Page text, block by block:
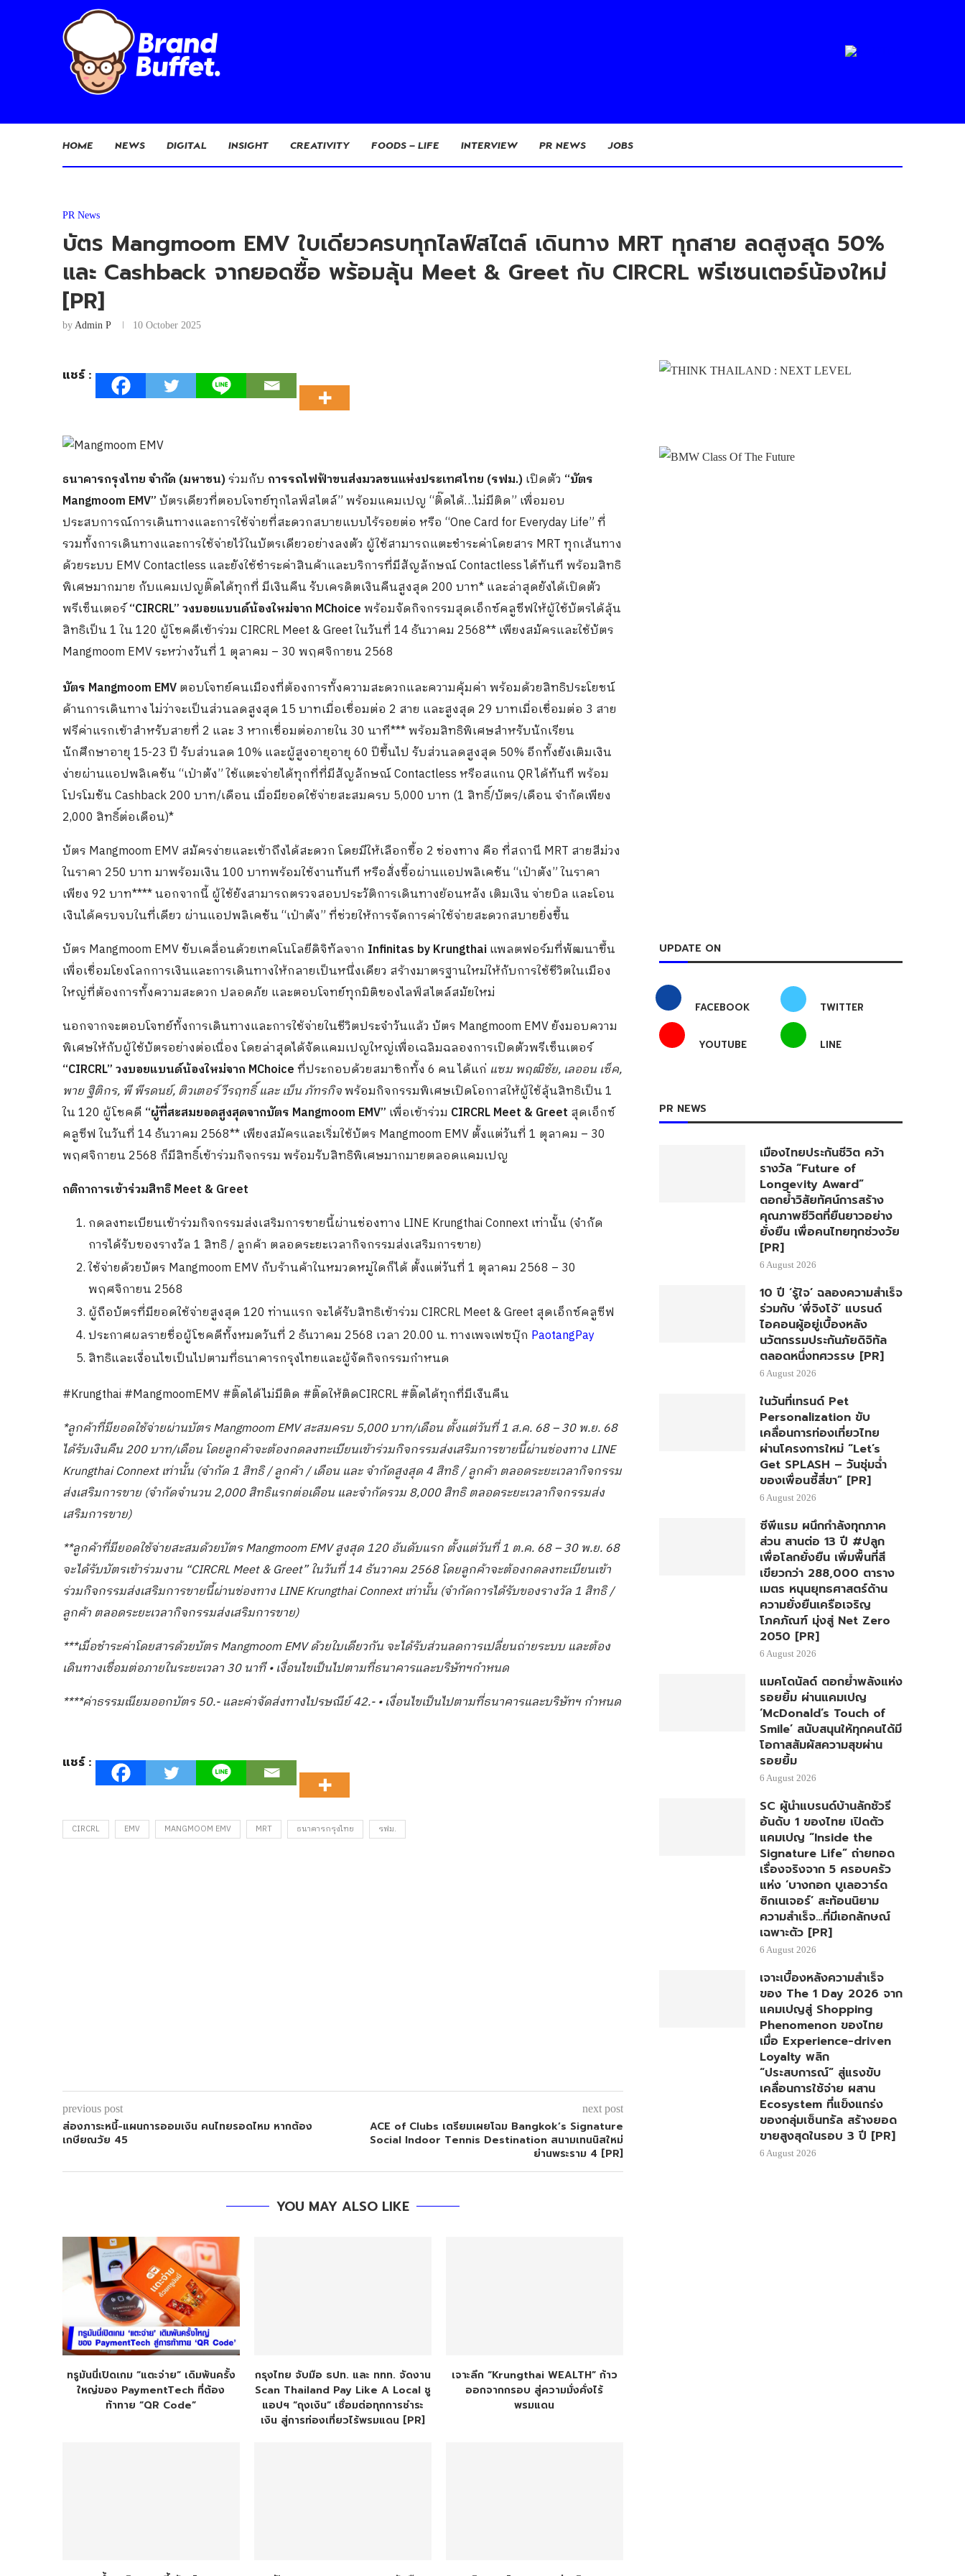
HOME NEWS DIGITAL INSIGHT CREATIVITY FOODS – LIFE INTERVIEW PR NEWS JOBS
PR News
บัตร Mangmoom EMV ใบเดียวครบทุกไลฟ์สไตล์ เดินทาง MRT ทุกสาย ลดสูงสุด 50%
และ Cashback จากยอดซื้อ พร้อมลุ้น Meet & Greet กับ CIRCRL พรีเซนเตอร์น้องใหม่
[PR]
by Admin P 10 October 2025
แชร์ :
ธนาคารกรุงไทย จำกัด (มหาชน)ร่วมกับ การรถไฟฟ้าขนส่งมวลชนแห่งประเทศไทย (รฟม.)เปิดตัว “บัตร
Mangmoom EMV”บัตรเดียวที่ตอบโจทย์ทุกไลฟ์สไตล์” พร้อมแคมเปญ “ติ๊ดได้…ไม่มีติด” เพื่อมอบ
ประสบการณ์การเดินทางและการใช้จ่ายที่สะดวกสบายแบบไร้รอยต่อ หรือ “One Card for Everyday Life” ที่
รวมทั้งการเดินทางและการใช้จ่ายไว้ในบัตรเดียวอย่างลงตัว ผู้ใช้สามารถแตะชำระค่าโดยสาร MRT ทุกเส้นทาง
ด้วยระบบ EMV Contactless และยังใช้ชำระค่าสินค้าและบริการที่มีสัญลักษณ์ Contactless ได้ทันที พร้อมสิทธิ
พิเศษมากมาย กับแคมเปญติ๊ดได้ทุกที่ มีเงินคืน รับเครดิตเงินคืนสูงสุด 200 บาท* และล่าสุดยังได้เปิดตัว
พรีเซ็นเตอร์“CIRCRL” วงบอยแบนด์น้องใหม่จาก MChoiceพร้อมจัดกิจกรรมสุดเอ็กซ์คลูซีฟให้ผู้ใช้บัตรได้ลุ้น
สิทธิเป็น 1 ใน 120 ผู้โชคดีเข้าร่วม CIRCRL Meet & Greet ในวันที่ 14 ธันวาคม 2568** เพียงสมัครและใช้บัตร
Mangmoom EMV ระหว่างวันที่ 1 ตุลาคม – 30 พฤศจิกายน 2568
บัตร Mangmoom EMVตอบโจทย์คนเมืองที่ต้องการทั้งความสะดวกและความคุ้มค่า พร้อมด้วยสิทธิประโยชน์
ด้านการเดินทาง ไม่ว่าจะเป็นส่วนลดสูงสุด 15 บาทเมื่อเชื่อมต่อ 2 สาย และสูงสุด 29 บาทเมื่อเชื่อมต่อ 3 สาย
ฟรีค่าแรกเข้าสำหรับสายที่ 2 และ 3 หากเชื่อมต่อภายใน 30 นาที*** พร้อมสิทธิพิเศษสำหรับนักเรียน
นักศึกษาอายุ 15-23 ปี รับส่วนลด 10% และผู้สูงอายุอายุ 60 ปีขึ้นไป รับส่วนลดสูงสุด 50% อีกทั้งยังเติมเงิน
ง่ายผ่านแอปพลิเคชัน “เป๋าตัง” ใช้แตะจ่ายได้ทุกที่ที่มีสัญลักษณ์ Contactless หรือสแกน QR ได้ทันที พร้อม
โปรโมชัน Cashback 200 บาท/เดือน เมื่อมียอดใช้จ่ายสะสมครบ 5,000 บาท (1 สิทธิ์/บัตร/เดือน จำกัดเพียง
2,000 สิทธิ์ต่อเดือน)*
บัตร Mangmoom EMV สมัครง่ายและเข้าถึงได้สะดวก โดยมีให้เลือกซื้อ 2 ช่องทาง คือ ที่สถานี MRT สายสีม่วง
ในราคา 250 บาท มาพร้อมเงิน 100 บาทพร้อมใช้งานทันที หรือสั่งซื้อผ่านแอปพลิเคชัน “เป๋าตัง” ในราคา
เพียง 92 บาท**** นอกจากนี้ ผู้ใช้ยังสามารถตรวจสอบประวัติการเดินทางย้อนหลัง เติมเงิน จ่ายบิล และโอน
เงินได้ครบจบในที่เดียว ผ่านแอปพลิเคชัน “เป๋าตัง” ที่ช่วยให้การจัดการค่าใช้จ่ายสะดวกสบายยิ่งขึ้น
บัตร Mangmoom EMV ขับเคลื่อนด้วยเทคโนโลยีดิจิทัลจาก Infinitas by Krungthaiแพลตฟอร์มที่พัฒนาขึ้น
เพื่อเชื่อมโยงโลกการเงินและการเดินทางให้กลายเป็นหนึ่งเดียว สร้างมาตรฐานใหม่ให้กับการใช้ชีวิตในเมือง
ใหญ่ที่ต้องการทั้งความสะดวก ปลอดภัย และตอบโจทย์ทุกมิติของไลฟ์สไตล์สมัยใหม่
นอกจากจะตอบโจทย์ทั้งการเดินทางและการใช้จ่ายในชีวิตประจำวันแล้ว บัตร Mangmoom EMV ยังมอบความ
พิเศษให้กับผู้ใช้บัตรอย่างต่อเนื่อง โดยล่าสุดได้จัดแคมเปญใหญ่เพื่อเฉลิมฉลองการเปิดตัวพรีเซ็นเตอร์
“CIRCRL” วงบอยแบนด์น้องใหม่จาก MChoiceที่ประกอบด้วยสมาชิกทั้ง 6 คน ได้แก่ แซม พฤฒิชัย, เลออน เซ็ค,
พาย ฐิติกร, พี พีรดนย์, ติวเตอร์ วีรฤทธิ์ และ เบ็น ภัทรกิจพร้อมกิจกรรมพิเศษเปิดโอกาสให้ผู้ใช้ลุ้นสิทธิเป็น 1
ใน 120 ผู้โชคดี “ผู้ที่สะสมยอดสูงสุดจากบัตร Mangmoom EMV” เพื่อเข้าร่วม CIRCRL Meet & Greet สุดเอ็กซ์
คลูซีฟ ในวันที่ 14 ธันวาคม 2568** เพียงสมัครและเริ่มใช้บัตร Mangmoom EMV ตั้งแต่วันที่ 1 ตุลาคม – 30
พฤศจิกายน 2568 ก็มีสิทธิ์เข้าร่วมกิจกรรม พร้อมรับสิทธิพิเศษมากมายตลอดแคมเปญ
กติกาการเข้าร่วมสิทธิ Meet & Greet
กดลงทะเบียนเข้าร่วมกิจกรรมส่งเสริมการขายนี้ผ่านช่องทาง LINE Krungthai Connext เท่านั้น (จำกัด
การได้รับของรางวัล 1 สิทธิ / ลูกค้า ตลอดระยะเวลากิจกรรมส่งเสริมการขาย)
ใช้จ่ายด้วยบัตร Mangmoom EMV กับร้านค้าในหมวดหมู่ใดก็ได้ ตั้งแต่วันที่ 1 ตุลาคม 2568 – 30
พฤศจิกายน 2568
ผู้ถือบัตรที่มียอดใช้จ่ายสูงสุด 120 ท่านแรก จะได้รับสิทธิเข้าร่วม CIRCRL Meet & Greet สุดเอ็กซ์คลูซีฟ
ประกาศผลรายชื่อผู้โชคดีทั้งหมดวันที่ 2 ธันวาคม 2568 เวลา 20.00 น. ทางเพจเฟซบุ๊ก PaotangPay
สิทธิและเงื่อนไขเป็นไปตามที่ธนาคารกรุงไทยและผู้จัดกิจกรรมกำหนด
#Krungthai #MangmoomEMV #ติ๊ดได้ไม่มีติด #ติ๊ดให้ติดCIRCRL #ติ๊ดได้ทุกที่มีเงืนคืน
*ลูกค้าที่มียอดใช้จ่ายผ่านบัตรMangmoom EMVสะสมครบ5,000บาท/เดือน ตั้งแต่วันที่1 ส.ค. 68 – 30พ.ย. 68
ได้รับเงินคืน200บาท/เดือน โดยลูกค้าจะต้องกดลงทะเบียนเข้าร่วมกิจกรรมส่งเสริมการขายนี้ผ่านช่องทางLINE
Krungthai Connextเท่านั้น (จำกัด1 สิทธิ / ลูกค้า / เดือน และ จำกัดสูงสุด4สิทธิ / ลูกค้า ตลอดระยะเวลากิจกรรม
ส่งเสริมการขาย (จำกัดจำนวน2,000สิทธิแรกต่อเดือน และจำกัดรวม8,000สิทธิ ตลอดระยะเวลากิจกรรมส่ง
เสริมการขาย)
**ลูกค้าที่มียอดใช้จ่ายสะสมด้วยบัตรMangmoom EMVสูงสุด120อันดับแรก ตั้งแต่วันที่1 ต.ค. 68 – 30พ.ย. 68
จะได้รับบัตรเข้าร่วมงาน “CIRCRL Meet & Greet”ในวันที่14 ธันวาคม2568โดยลูกค้าจะต้องกดลงทะเบียนเข้า
ร่วมกิจกรรมส่งเสริมการขายนี้ผ่านช่องทางLINE Krungthai Connextเท่านั้น (จำกัดการได้รับของรางวัล1 สิทธิ /
ลูกค้า ตลอดระยะเวลากิจกรรมส่งเสริมการขาย)
***เมื่อชำระค่าโดยสารด้วยบัตรMangmoom EMVด้วยใบเดียวกัน จะได้รับส่วนลดการเปลี่ยนถ่ายระบบ และต้อง
เดินทางเชื่อมต่อภายในระยะเวลา30นาที • เงื่อนไขเป็นไปตามที่ธนาคารและบริษัทฯกำหนด
****ค่าธรรมเนียมออกบัตร 50.- และค่าจัดส่งทางไปรษณีย์ 42.- • เงื่อนไขเป็นไปตามที่ธนาคารและบริษัทฯ กำหนด
แชร์ :
CIRCRL EMV MANGMOOM EMV MRT ธนาคารกรุงไทย รฟม.
previous post
ส่องภาระหนี้-แผนการออมเงิน คนไทยรอดไหม หากต้อง
เกษียณวัย 45
next post
ACE of Clubs เตรียมเผยโฉม Bangkok’s Signature
Social Indoor Tennis Destination สนามเทนนิสใหม่
ย่านพระราม 4 [PR]
YOU MAY ALSO LIKE
ทรูมันนี่เปิดเกม “แตะจ่าย” เดิมพันครั้ง
ใหญ่ของ PaymentTech ที่ต้อง
ท้าทาย “QR Code”
กรุงไทย จับมือ ธปท. และ ททท. จัดงาน
Scan Thailand Pay Like A Local ชู
แอปฯ “ถุงเงิน” เชื่อมต่อทุกการชำระ
เงิน สู่การท่องเที่ยวไร้พรมแดน [PR]
เจาะลึก “Krungthai WEALTH” ก้าว
ออกจากกรอบ สู่ความมั่งคั่งไร้
พรมแดน
UPDATE ON
FACEBOOK TWITTER
YOUTUBE LINE
PR NEWS
เมืองไทยประกันชีวิต คว้า
รางวัล “Future of
Longevity Award”
ตอกย้ำวิสัยทัศน์การสร้าง
คุณภาพชีวิตที่ยืนยาวอย่าง
ยั่งยืน เพื่อคนไทยทุกช่วงวัย
[PR]
6 August 2026
10 ปี ‘รู้ใจ’ ฉลองความสำเร็จ
ร่วมกับ ‘พี่จิงโจ้’ แบรนด์
ไอคอนผู้อยู่เบื้องหลัง
นวัตกรรมประกันภัยดิจิทัล
ตลอดหนึ่งทศวรรษ [PR]
6 August 2026
ในวันที่เทรนด์ Pet
Personalization ขับ
เคลื่อนการท่องเที่ยวไทย
ผ่านโครงการใหม่ “Let’s
Get SPLASH – วันชุ่มฉ่ำ
ของเพื่อนซี้สี่ขา” [PR]
6 August 2026
ซีพีแรม ผนึกกำลังทุกภาค
ส่วน สานต่อ 13 ปี #ปลูก
เพื่อโลกยั่งยืน เพิ่มพื้นที่สี
เขียวกว่า 288,000 ตาราง
เมตร หนุนยุทธศาสตร์ด้าน
ความยั่งยืนเครือเจริญ
โภคภัณฑ์ มุ่งสู่ Net Zero
2050 [PR]
6 August 2026
แมคโดนัลด์ ตอกย้ำพลังแห่ง
รอยยิ้ม ผ่านแคมเปญ
‘McDonald’s Touch of
Smile’ สนับสนุนให้ทุกคนได้มี
โอกาสสัมผัสความสุขผ่าน
รอยยิ้ม
6 August 2026
SC ผู้นำแบรนด์บ้านลักชัวรี
อันดับ 1 ของไทย เปิดตัว
แคมเปญ “Inside the
Signature Life” ถ่ายทอด
เรื่องจริงจาก 5 ครอบครัว
แห่ง ‘บางกอก บูเลอวาร์ด
ซิกเนเจอร์’ สะท้อนนิยาม
ความสำเร็จ…ที่มีเอกลักษณ์
เฉพาะตัว [PR]
6 August 2026
เจาะเบื้องหลังความสำเร็จ
ของ The 1 Day 2026 จาก
แคมเปญสู่ Shopping
Phenomenon ของไทย
เมื่อ Experience-driven
Loyalty พลิก
“ประสบการณ์” สู่แรงขับ
เคลื่อนการใช้จ่าย ผสาน
Ecosystem ที่แข็งแกร่ง
ของกลุ่มเซ็นทรัล สร้างยอด
ขายสูงสุดในรอบ 3 ปี [PR]
6 August 2026